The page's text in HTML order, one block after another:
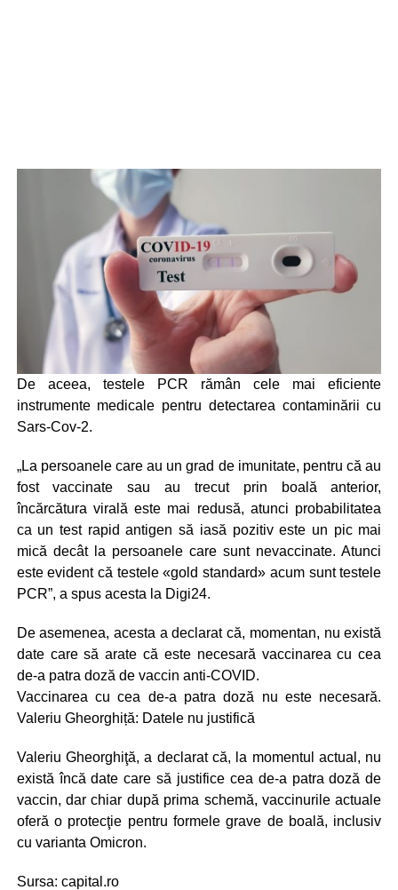
De aceea, testele PCR rămân cele mai eficiente
instrumente medicale pentru detectarea contaminării cu
Sars-Cov-2.
„La persoanele care au un grad de imunitate, pentru că au
fost vaccinate sau au trecut prin boală anterior,
încărcătura virală este mai redusă, atunci probabilitatea
ca un test rapid antigen să iasă pozitiv este un pic mai
mică decât la persoanele care sunt nevaccinate. Atunci
este evident că testele «gold standard» acum sunt testele
PCR”, a spus acesta la Digi24.
De asemenea, acesta a declarat că, momentan, nu există
date care să arate că este necesară vaccinarea cu cea
de-a patra doză de vaccin anti-COVID.
Vaccinarea cu cea de-a patra doză nu este necesară.
Valeriu Gheorghiță: Datele nu justifică
Valeriu Gheorghiţă, a declarat că, la momentul actual, nu
există încă date care să justifice cea de-a patra doză de
vaccin, dar chiar după prima schemă, vaccinurile actuale
oferă o protecţie pentru formele grave de boală, inclusiv
cu varianta Omicron.
Sursa: capital.ro